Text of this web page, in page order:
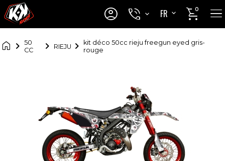
 
FR
EN

0 

50
CC
RIEJU
kit déco 50cc rieju freegun eyed gris-
rouge